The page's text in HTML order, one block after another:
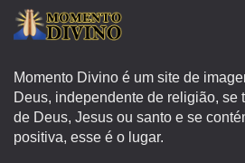
Momento Divino é um site de
Deus, independente de religião, se
de Deus, Jesus ou santo e se
positiva, esse é o lugar.